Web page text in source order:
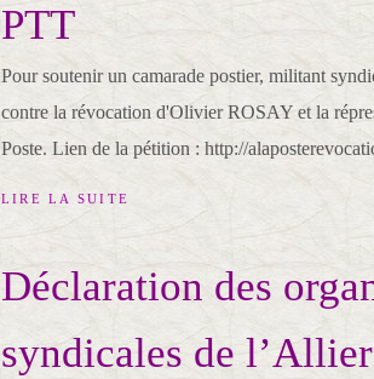
PTT
Pour soutenir un camarade postier, militant
contre la révocation d'Olivier ROSAY et la
Poste. Lien de la pétition : http://
LIRE LA SUITE
Déclaration des
syndicales de